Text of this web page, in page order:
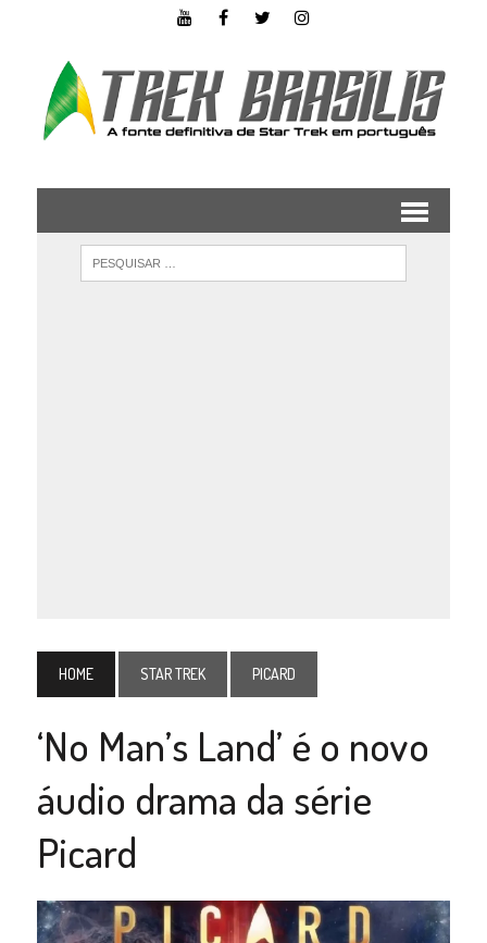
HOME STAR TREK PICARD
‘No Man’s Land’ é o novo
áudio drama da série
Picard